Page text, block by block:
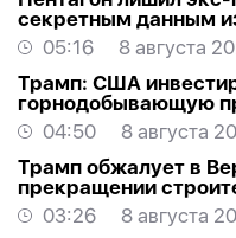
секретным данным
05:16
8 августа
Трамп: США
горнодобывающую
04:50
8 августа
Трамп обжалует в
прекращении
Белом доме
03:26
8 августа